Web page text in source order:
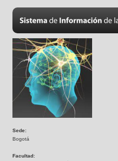
Sede:
Bogotá
Facultad: